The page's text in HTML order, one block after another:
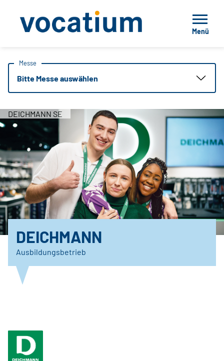
Menü
Messe
Bitte Messe auswählen
DEICHMANN SE
DEICHMANN
Ausbildungsbetrieb